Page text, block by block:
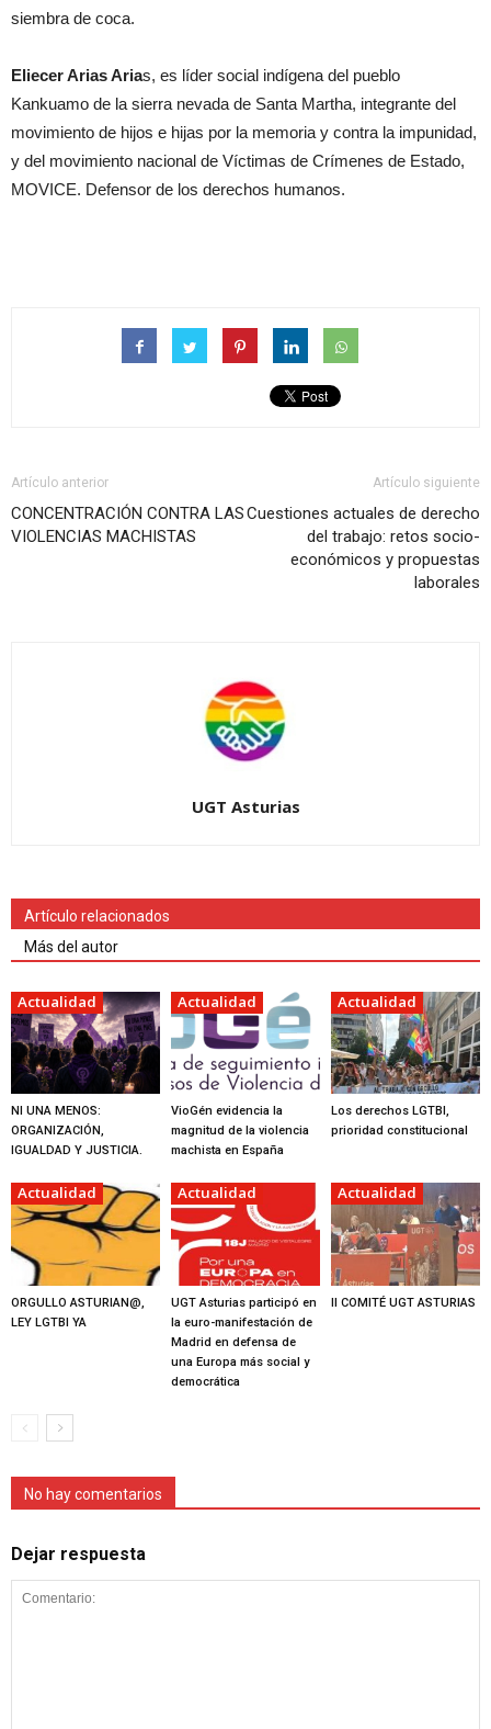
siembra de coca.
Eliecer Arias Arias, es líder social indígena del pueblo
Kankuamo de la sierra nevada de Santa Martha, integrante del
movimiento de hijos e hijas por la memoria y contra la impunidad,
y del movimiento nacional de Víctimas de Crímenes de Estado,
MOVICE. Defensor de los derechos humanos.
Artículo anterior
CONCENTRACIÓN CONTRA LAS
VIOLENCIAS MACHISTAS
Artículo siguiente
Cuestiones actuales de derecho
del trabajo: retos socio-
económicos y propuestas
laborales
UGT Asturias
Artículo relacionados
Más del autor
Actualidad
NI UNA MENOS:
ORGANIZACIÓN,
IGUALDAD Y JUSTICIA.
Actualidad
VioGén evidencia la
magnitud de la violencia
machista en España
Actualidad
Los derechos LGTBI,
prioridad constitucional
Actualidad
ORGULLO ASTURIAN@,
LEY LGTBI YA
Actualidad
UGT Asturias participó en
la euro-manifestación de
Madrid en defensa de
una Europa más social y
democrática
Actualidad
II COMITÉ UGT ASTURIAS
No hay comentarios
Dejar respuesta